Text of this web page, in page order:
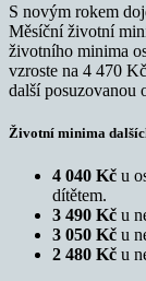
S novým rokem
Měsíční životní
životního minima
vzroste na 4 470
další posuzovanou
Životní minima
4 040 Kč u
dítětem.
3 490 Kč u
3 050 Kč u
2 480 Kč u